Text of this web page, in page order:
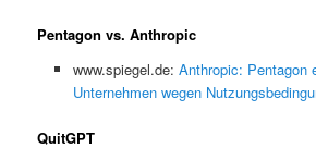
Pentagon vs. Anthropic
www.spiegel.de: Anthropic: Pentagon
Unternehmen wegen
QuitGPT